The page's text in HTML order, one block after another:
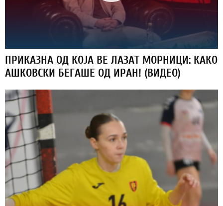
ПРИКАЗНА ОД КОЈА ВЕ ЛАЗАТ МОРНИЦИ: КАКО
АШКОВСКИ БЕГАШЕ ОД ИРАН! (ВИДЕО)